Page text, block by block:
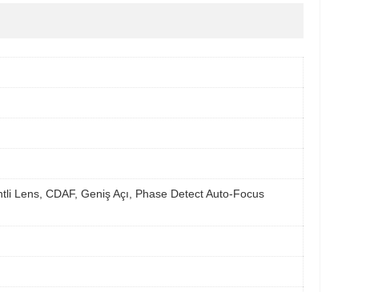
Lens, CDAF, Geniş Açı, Phase Detect Auto-Focus